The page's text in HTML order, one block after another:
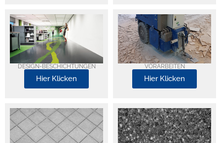
DESIGN-BESCHICHTUNGEN
Hier Klicken
VORARBEITEN
Hier Klicken